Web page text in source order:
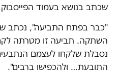
שכתב בנושא בעמוד
"כבר בפתח התביעה", נכתב
השתקה. תביעה זו מטרתה
נסבלת שלקחו לעצמם
התובעת… ולהכפישו ברבים".